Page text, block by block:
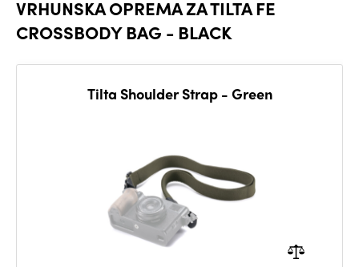
VRHUNSKA OPREMA ZA TILTA FE
CROSSBODY BAG - BLACK
Tilta Shoulder Strap - Green